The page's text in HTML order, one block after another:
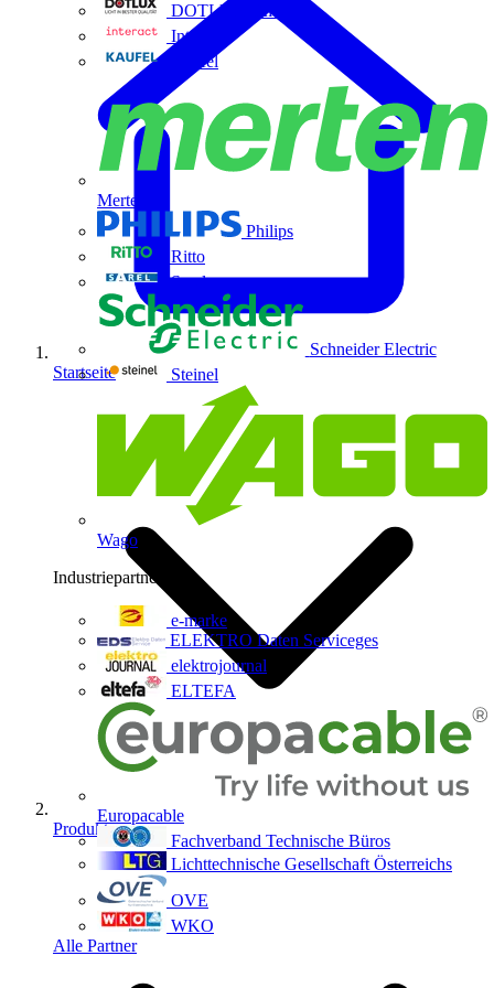
DOTLUX GmbH
Interact
Kaufel
Merten
Philips
Ritto
Sarel
Schneider Electric
Steinel
Wago
Industriepartner
e-marke
ELEKTRO Daten Serviceges
elektrojournal
ELTEFA
Europacable
Fachverband Technische Büros
Lichttechnische Gesellschaft Österreichs
OVE
WKO
Alle Partner
Startseite
Produkte